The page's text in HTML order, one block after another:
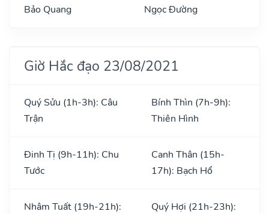
Bảo Quang
Ngọc Đường
Giờ Hắc đạo 23/08/2021
Quý Sửu (1h-3h): Câu
Trận
Bính Thìn (7h-9h):
Thiên Hình
Đinh Tị (9h-11h): Chu
Tước
Canh Thân (15h-
17h): Bạch Hổ
Nhâm Tuất (19h-21h):
Quý Hợi (21h-23h):